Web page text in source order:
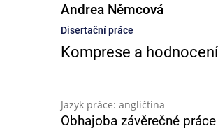
Andrea Němcová
Disertační práce
Komprese a
Jazyk práce: angličtina
Obhajoba závěrečné práce